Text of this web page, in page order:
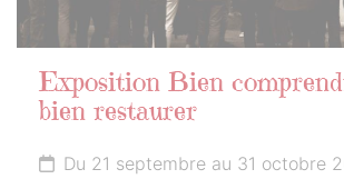
Exposition Bien
bien restaurer
Du 21 septembre au 31 octobre